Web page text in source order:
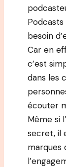
Podcasts
besoin
Car en
c’est
dans les
écouter
Même si
secret, il
marques